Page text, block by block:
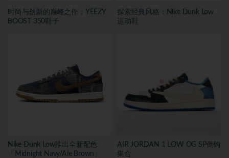
时尚与创新的巅峰之作：YEEZY
BOOST 350鞋子
探索经典风格：Nike Dunk Low
运动鞋
Nike Dunk Low推出全新配色
「Midnight Navy/Ale Brown」
AIR JORDAN 1 LOW OG SP倒钩
集合